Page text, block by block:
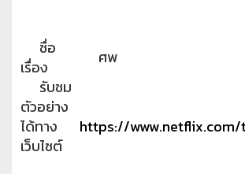
ชื่อ
เรื่อง
ศพ
รับชม
ตัวอย่าง
ได้ทาง
เว็บไซต์
https://